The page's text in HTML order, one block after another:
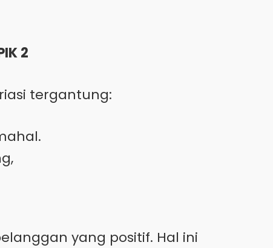
2
tergantung:
yang positif. Hal ini